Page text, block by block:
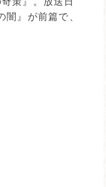
』が前篇で、